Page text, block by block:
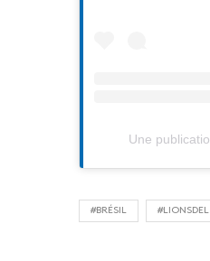
Une
#BRÉSIL